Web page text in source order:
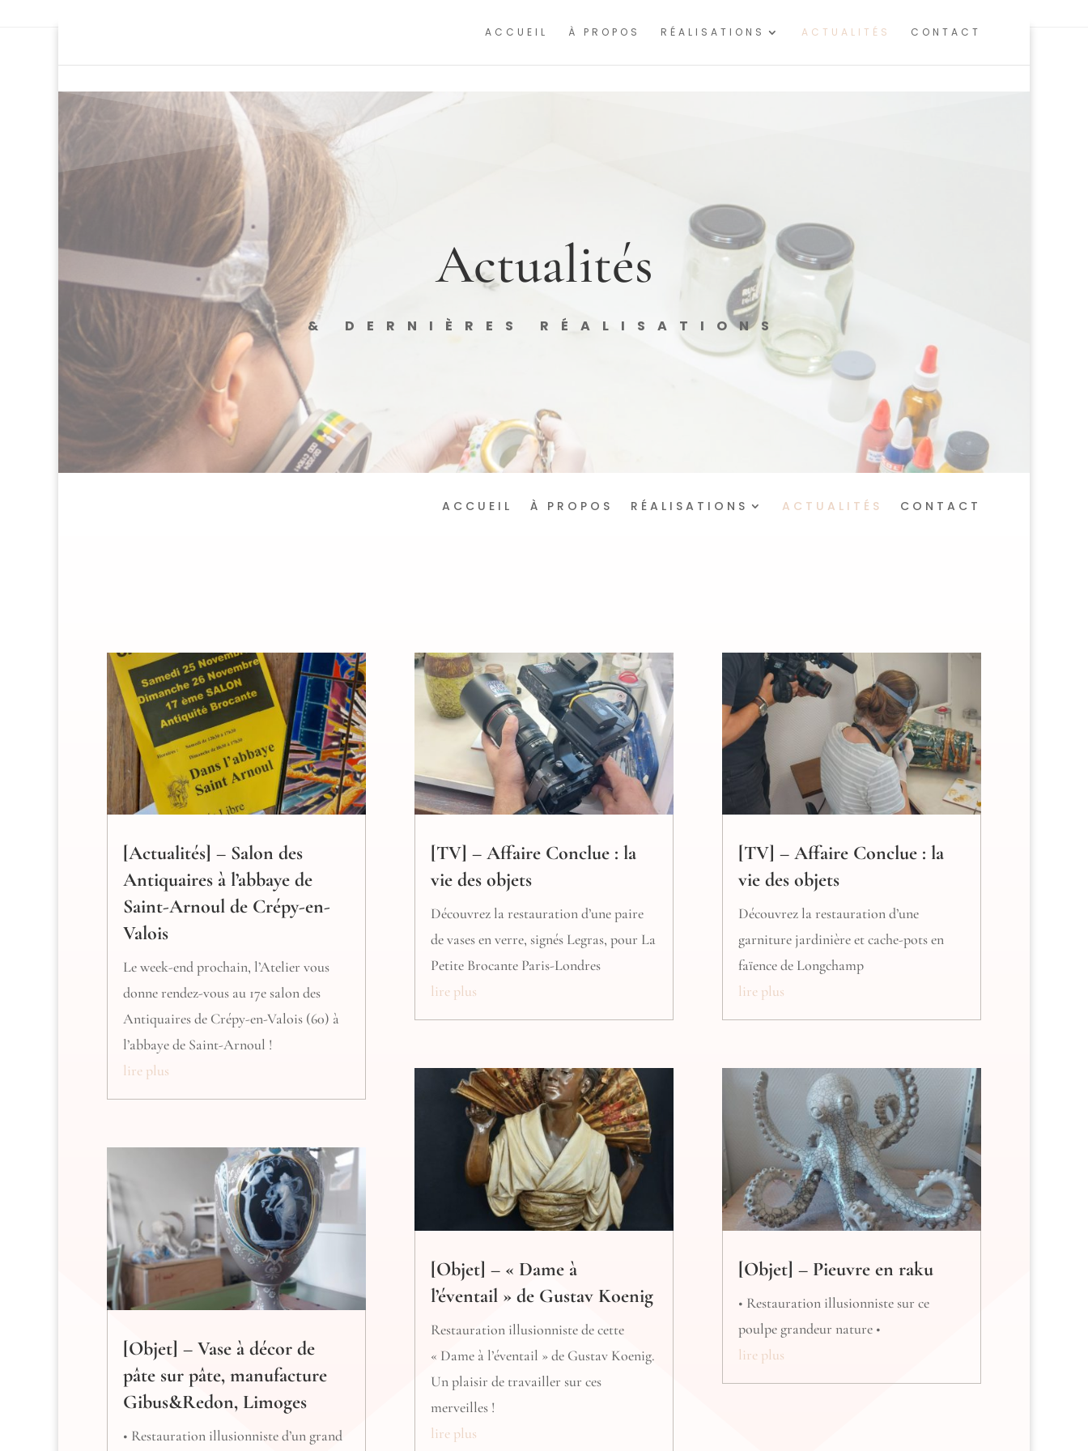
ACCUEIL
À PROPOS RÉALISATIONS ACTUALITÉS CONTACT
Actualités
& DERNIÈRES RÉALISATIONS
ACCUEIL À PROPOS RÉALISATIONS ACTUALITÉS CONTACT
[Actualités] – Salon des
Antiquaires à l’abbaye de
Saint-Arnoul de Crépy-en-
Valois
Le week-end prochain, l’Atelier vous
donne rendez-vous au 17e salon des
Antiquaires de Crépy-en-Valois (60) à
l’abbaye de Saint-Arnoul !
lire plus
[Objet] – Vase à décor de
pâte sur pâte, manufacture
Gibus&Redon, Limoges
• Restauration illusionniste d’un grand
[TV] – Affaire Conclue : la
vie des objets
Découvrez la restauration d’une paire
de vases en verre, signés Legras, pour La
Petite Brocante Paris-Londres
lire plus
[Objet] – « Dame à
l’éventail » de Gustav Koenig
Restauration illusionniste de cette
« Dame à l’éventail » de Gustav Koenig.
Un plaisir de travailler sur ces
merveilles !
lire plus
[TV] – Affaire Conclue : la
vie des objets
Découvrez la restauration d’une
garniture jardinière et cache-pots en
faïence de Longchamp
lire plus
[Objet] – Pieuvre en raku
• Restauration illusionniste sur ce
poulpe grandeur nature •
lire plus